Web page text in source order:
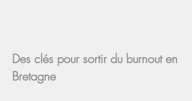
Des clés pour sortir du burnout en
Bretagne